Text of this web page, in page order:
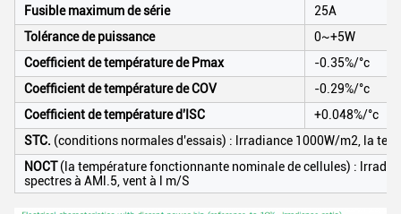
Fusible maximum de série
25A
Tolérance de puissance
0~+5W
Coefficient de température de Pmax
-0.35%/°c
Coefficient de température de COV
-0.29%/°c
Coefficient de température d'ISC
+0.048%/°c
STC. (conditions normales d'essais) : lrradiance 1000W/m2, la
NOCT(la température fonctionnante nominale de cellules) :
spectres à AMl.5, vent à l m/S